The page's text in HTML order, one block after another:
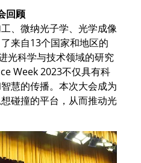
回顾
、微纳光子学、光学成像
来自13个国家和地区的
光科学与技术领域的研究
Week 2023不仅具有科
慧的传播。本次大会成为
碰撞的平台，从而推动光